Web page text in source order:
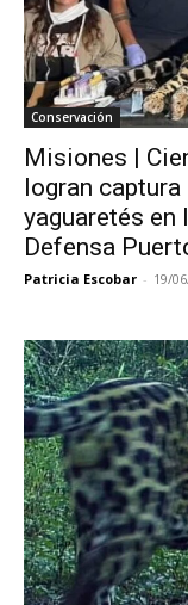
Conservación
Misiones |
logran
yaguaretés en
Defensa
Patricia Escobar - 19/